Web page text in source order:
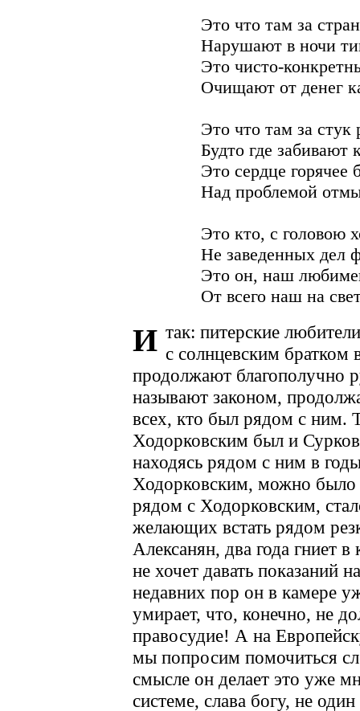
Это что там за
Нарушают в ночи
Это чисто-
Очищают от денег
Это что там за стук
Будто где забивают
Это сердце горячее
Над проблемой
Это кто, с головою
Не заведенных дел
Это он, наш
От всего наш на
И так: питерские
с солнцевским
продолжают благополучно
называют законом,
всех, кто был рядом с ним.
Ходорковским был и
находясь рядом с ним в
Ходорковским, можно было
рядом с Ходорковским,
желающих встать рядом
Алексанян, два года гниет
не хочет давать показаний
недавних пор он в камере
умирает, что, конечно, не
правосудие! А на
мы попросим помочиться
смысле он делает это уже
системе, слава богу, не